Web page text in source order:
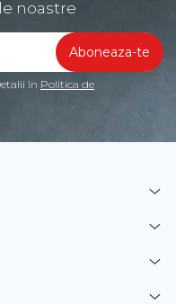
noastre
în Politica de